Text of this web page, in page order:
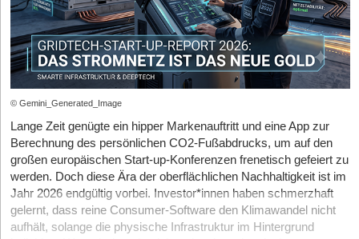
© Gemini_Generated_Image
Lange Zeit genügte ein hipper Markenauftritt und eine App zur
Berechnung des persönlichen CO2-Fußabdrucks, um auf den
großen europäischen Start-up-Konferenzen frenetisch gefeiert zu
werden. Doch diese Ära der oberflächlichen Nachhaltigkeit ist im
Jahr 2026 endgültig vorbei. Investor*innen haben schmerzhaft
gelernt, dass reine Consumer-Software den Klimawandel nicht
aufhält, solange die physische Infrastruktur im Hintergrund